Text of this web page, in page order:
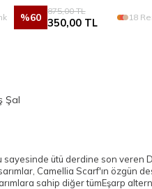
%60
875,00TL
350,00TL 18
Şal
sayesinde ütü derdine son
Camellia Scarf'ın özgün
sahip diğer tümEşarp